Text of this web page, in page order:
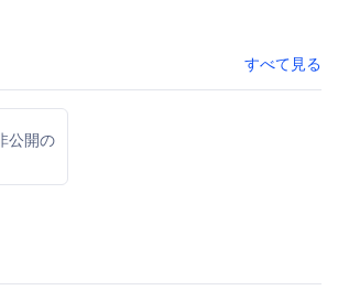
すべて見る
公開の